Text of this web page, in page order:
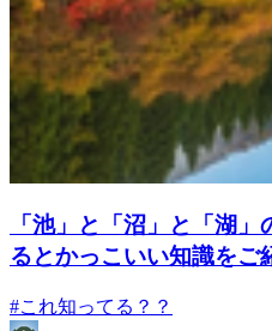
「池」と「沼」と「湖
るとかっこいい知識をご
#これ知ってる？？